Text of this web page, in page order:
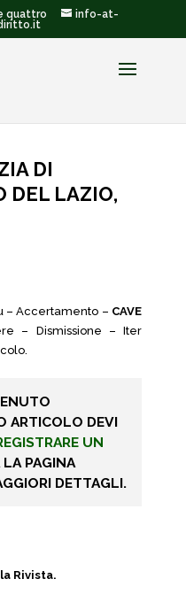
quattro
info-at-
DI
DEL LAZIO,
– Accertamento – CAVE
– Dismissione – Iter
ARTICOLO DEVI
UN
PAGINA
DETTAGLI.
la Rivista.